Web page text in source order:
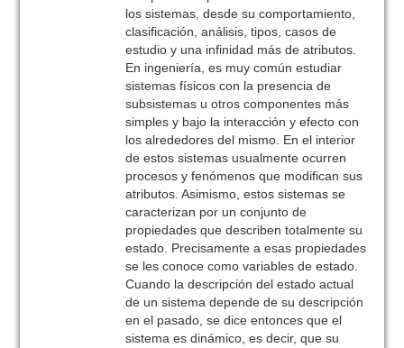
los sistemas, desde su comportamiento,
clasificación, análisis, tipos, casos de
estudio y una infinidad más de atributos.
En ingeniería, es muy común estudiar
sistemas físicos con la presencia de
subsistemas u otros componentes más
simples y bajo la interacción y efecto con
los alrededores del mismo. En el interior
de estos sistemas usualmente ocurren
procesos y fenómenos que modifican sus
atributos. Asimismo, estos sistemas se
caracterizan por un conjunto de
propiedades que describen totalmente su
estado. Precisamente a esas propiedades
se les conoce como variables de estado.
Cuando la descripción del estado actual
de un sistema depende de su descripción
en el pasado, se dice entonces que el
sistema es dinámico, es decir, que su